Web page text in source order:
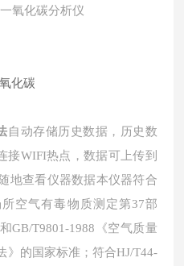
氧化碳分析仪
自动存储历史数据，历史数
接WIFI热点，数据可上传到
地查看仪器数据本仪器符合
所空气有毒物质测定第37部
GB/T9801-1988《空气质量
》的国家标准；符合HJ/T44-